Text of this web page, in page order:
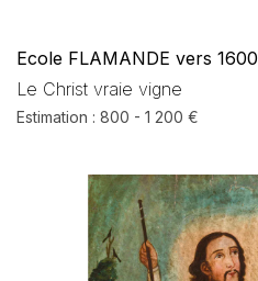
Ecole FLAMANDE vers 1600
Le Christ vraie vigne
Estimation : 800 - 1 200 €